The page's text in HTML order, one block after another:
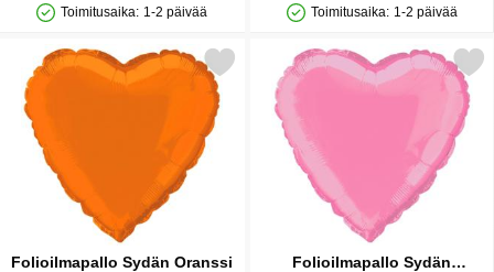
Saatavuus: Varastossa
Toimitusaika: 1-2 päivää
Saatavuus: Varastossa
Toimitusaika: 1-2 päivää
Folioilmapallo Sydän Oranssi
Merkitse folioilmapallo Sydän Oranssi suosikiksi
Folioilmapallo Sydän
Merkitse folioilmapallo Sydän